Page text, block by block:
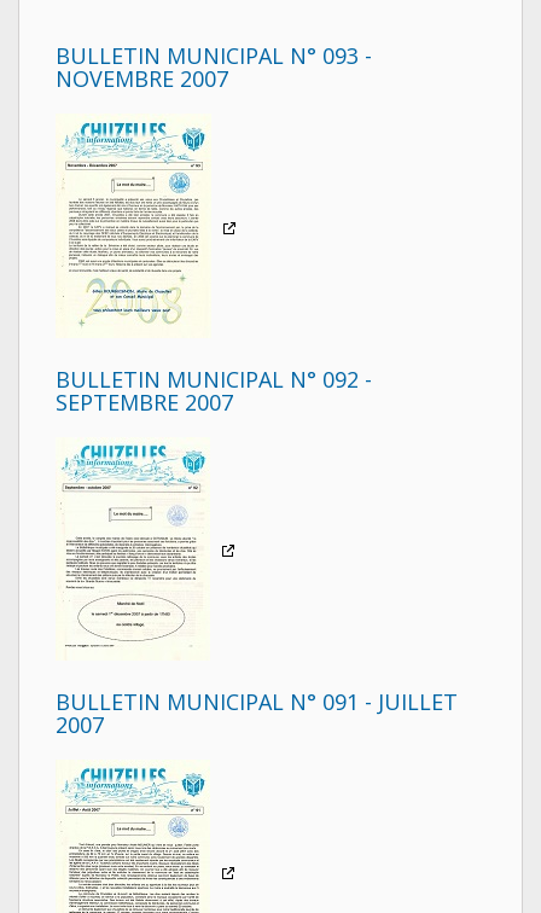
BULLETIN MUNICIPAL N° 093 -
NOVEMBRE 2007
BULLETIN MUNICIPAL N° 092 -
SEPTEMBRE 2007
BULLETIN MUNICIPAL N° 091 - JUILLET
2007